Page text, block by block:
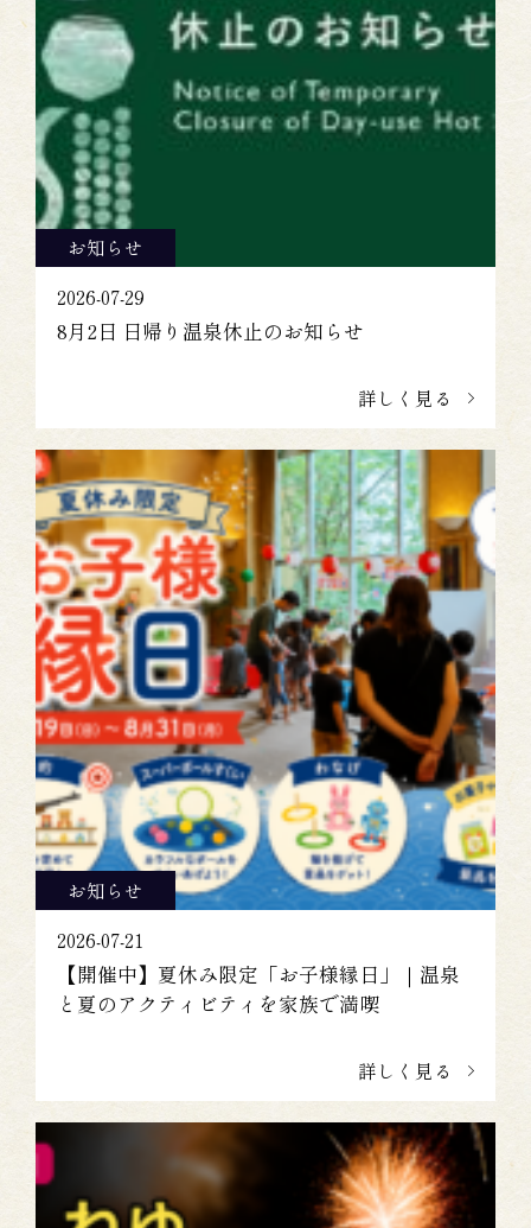
お知らせ
2026-07-29
8月2日 日帰り温泉休止のお知らせ
詳しく見る
お知らせ
2026-07-21
【開催中】夏休み限定「お子様縁日」｜温泉
と夏のアクティビティを家族で満喫
詳しく見る